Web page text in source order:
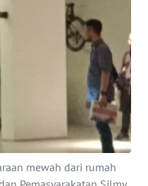
mewah dari rumah